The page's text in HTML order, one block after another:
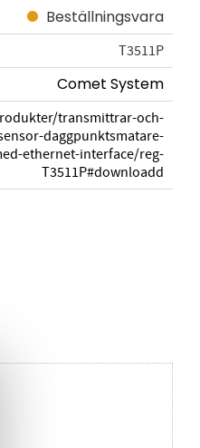
Beställningsvara
T3511P
Comet System
transmittrar-och-
daggpunktsmatare-
ethernet-interface/reg-
T3511P#downloadd